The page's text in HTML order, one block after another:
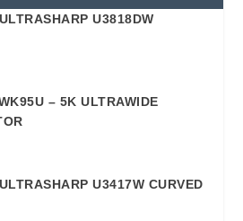
U3818DW
– 5K ULTRAWIDE
U3417W CURVED